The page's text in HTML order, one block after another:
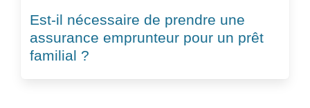
Est-il nécessaire de prendre une
assurance emprunteur pour un prêt
familial ?